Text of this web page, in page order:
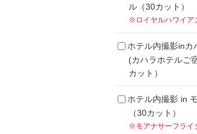
ル（30カット）
※ロイヤルハワイア
ホテル内撮影inカ
(カハラホテルご
カット）
ホテル内撮影 in
（30カット）
※モアナサーフライ